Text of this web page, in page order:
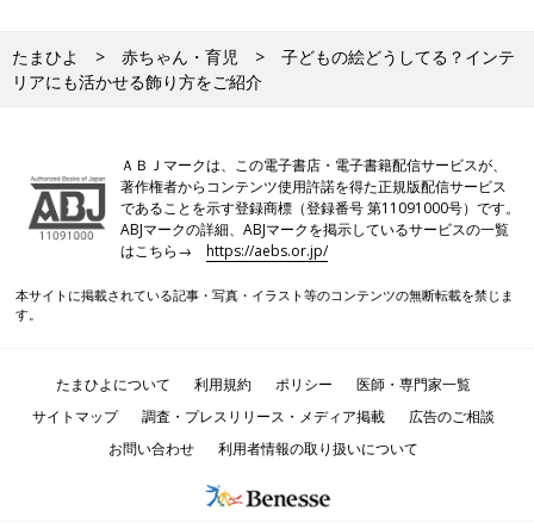
たまひよ 赤ちゃん・育児
子どもの絵どうしてる？インテ
リアにも活かせる飾り方をご紹介
ＡＢＪマークは、この電子書店・電子書籍配信サービスが、
著作権者からコンテンツ使用許諾を得た正規版配信サービス
であることを示す登録商標（登録番号 第11091000号）です。
ABJマークの詳細、ABJマークを掲示しているサービスの一覧
はこちら→https://aebs.or.jp/
本サイトに掲載されている記事・写真・イラスト等のコンテンツの無断転載を禁じま
す。
たまひよについて 利用規約 ポリシー
医師・専門家一覧
サイトマップ
調査・プレスリリース・メディア掲載
広告のご相談
お問い合わせ
利用者情報の取り扱いについて